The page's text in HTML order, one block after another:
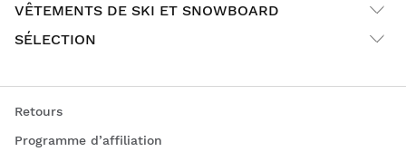
VÊTEMENTS DE SKI ET SNOWBOARD
SÉLECTION
Retours
Programme d’affiliation